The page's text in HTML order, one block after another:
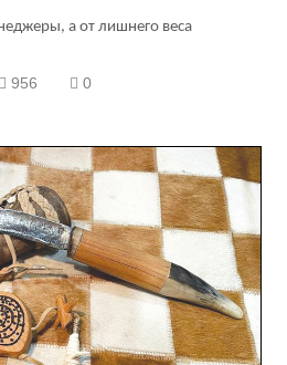
а от лишнего веса
956 0